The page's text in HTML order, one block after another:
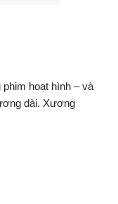
hoạt hình – và
dài. Xương